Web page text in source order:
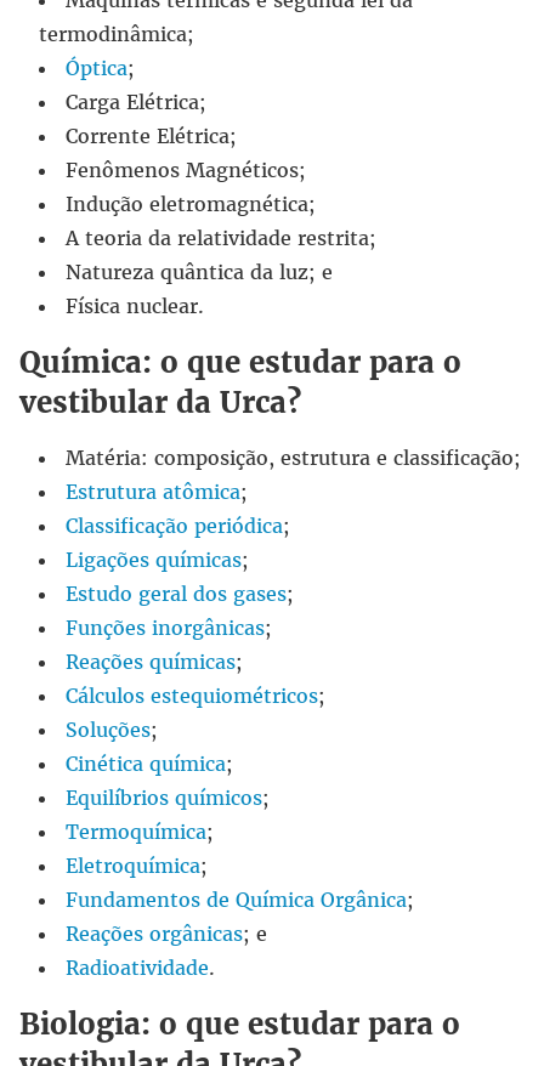
termodinâmica;
Óptica;
Carga Elétrica;
Corrente Elétrica;
Fenômenos Magnéticos;
Indução eletromagnética;
A teoria da relatividade restrita;
Natureza quântica da luz; e
Física nuclear.
Química: o que estudar para o
vestibular da Urca?
Matéria: composição, estrutura e classificação;
Estrutura atômica;
Classificação periódica;
Ligações químicas;
Estudo geral dos gases;
Funções inorgânicas;
Reações químicas;
Cálculos estequiométricos;
Soluções;
Cinética química;
Equilíbrios químicos;
Termoquímica;
Eletroquímica;
Fundamentos de Química Orgânica;
Reações orgânicas; e
Radioatividade.
Biologia: o que estudar para o